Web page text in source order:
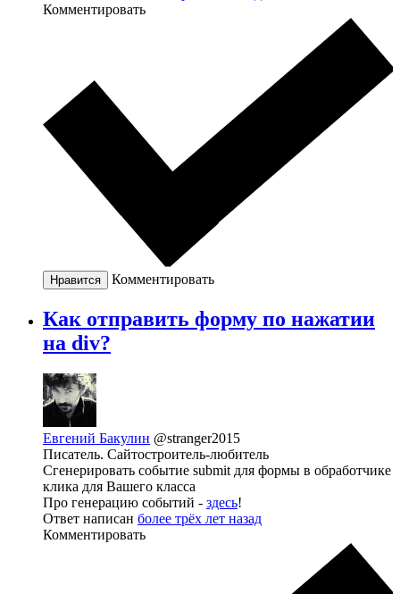
Комментировать
Нравится Комментировать
Как отправить форму по нажатии
на div?
Евгений Бакулин @stranger2015
Писатель. Сайтостроитель-любитель
Сгенерировать событие submit для формы в обработчике
клика для Вашего класса
Про генерацию событий - здесь!
Ответ написан более трёх лет назад
Комментировать